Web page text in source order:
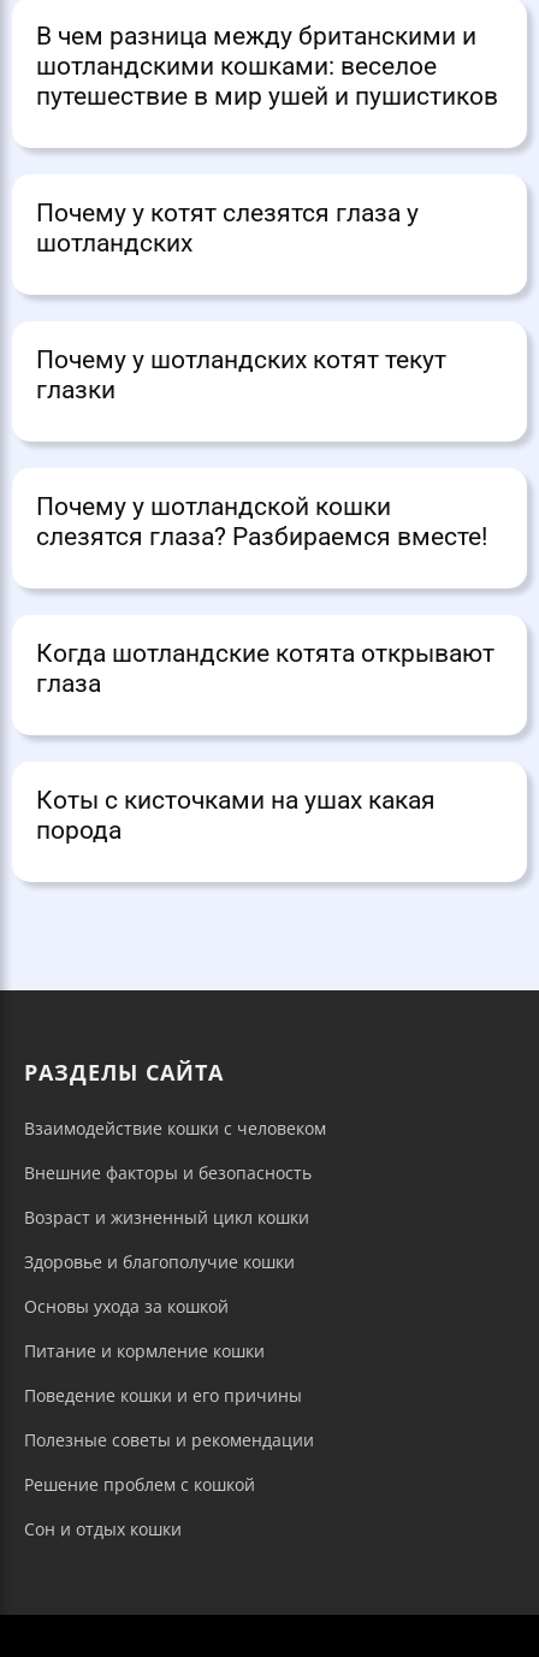
В чем разница между британскими и
шотландскими кошками: веселое
путешествие в мир ушей и пушистиков
Почему у котят слезятся глаза у
шотландских
Почему у шотландских котят текут
глазки
Почему у шотландской кошки
слезятся глаза? Разбираемся вместе!
Когда шотландские котята открывают
глаза
Коты с кисточками на ушах какая
порода
РАЗДЕЛЫ САЙТА
Взаимодействие кошки с человеком
Внешние факторы и безопасность
Возраст и жизненный цикл кошки
Здоровье и благополучие кошки
Основы ухода за кошкой
Питание и кормление кошки
Поведение кошки и его причины
Полезные советы и рекомендации
Решение проблем с кошкой
Сон и отдых кошки